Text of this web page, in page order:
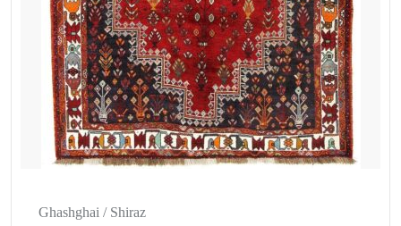
Ghashghai / Shiraz